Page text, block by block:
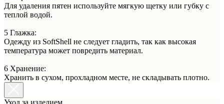
Для удаления пятен используйте мягкую щетку или губку с
теплой водой.
5 Глажка:
Одежду из SoftShell не следует гладить, так как высокая
температура может повредить материал.
6 Хранение:
Хранить в сухом, прохладном месте, не складывать плотно.
Уход за изделием